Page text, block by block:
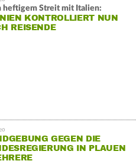
heftigem Streit mit Italien:
KONTROLLIERT NUN
REISENDE
GEGEN DIE
IN PLAUEN